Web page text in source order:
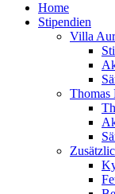
Home
Stipendien
Villa
Thomas